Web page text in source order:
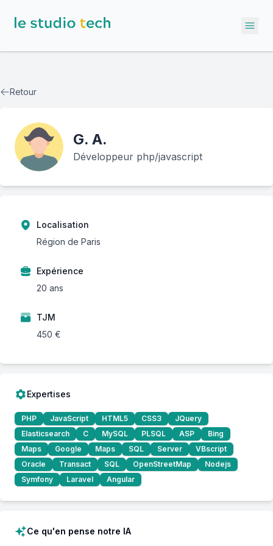
Retour
G. A.
Développeur php/javascript
Localisation
Région de Paris
Expérience
20 ans
TJM
450 €
Expertises
PHP JavaScript HTML5 CSS3
JQuery
Elasticsearch
C MySQL PLSQL ASP
Bing
Maps
Google Maps SQL Server
VBscript
Oracle
Transact SQL OpenStreetMap
Nodejs
Symfony
Laravel Angular
Ce qu'en pense notre IA